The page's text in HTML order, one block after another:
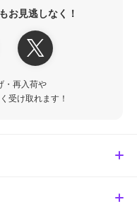
お見逃しなく！
・再入荷や
受け取れます！